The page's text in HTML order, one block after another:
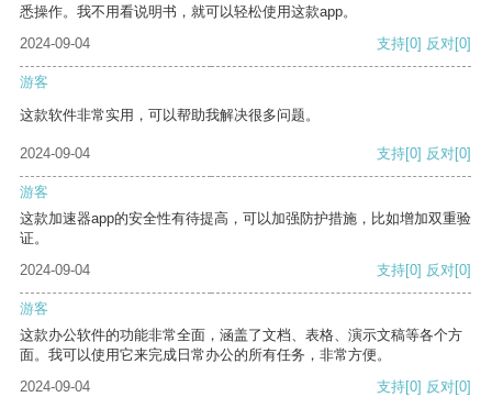
悉操作。我不用看说明书，就可以轻松使用这款app。
2024-09-04
支持[0] 反对[0]
游客
这款软件非常实用，可以帮助我解决很多问题。
2024-09-04 支持[0] 反对[0]
游客
这款加速器app的安全性有待提高，可以加强防护措施，比如增加双重验
证。
2024-09-04
支持[0] 反对[0]
游客
这款办公软件的功能非常全面，涵盖了文档、表格、演示文稿等各个方
面。我可以使用它来完成日常办公的所有任务，非常方便。
2024-09-04
支持[0] 反对[0]